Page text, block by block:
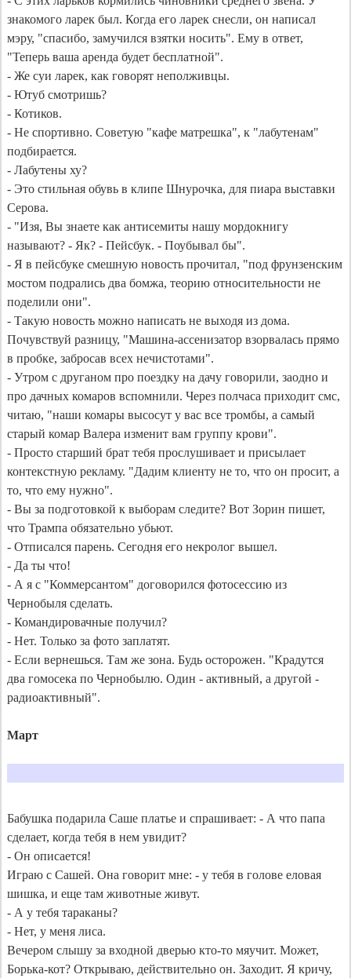
знакомого ларек был. Когда его ларек снесли, он написал
мэру, "спасибо, замучился взятки носить". Ему в ответ,
"Теперь ваша аренда будет бесплатной".
- Же суи ларек, как говорят неполживцы.
- Ютуб смотришь?
- Котиков.
- Не спортивно. Советую "кафе матрешка", к "лабутенам"
подбирается.
- Лабутены ху?
- Это стильная обувь в клипе Шнурочка, для пиара выставки
Серова.
- "Изя, Вы знаете как антисемиты нашу мордокнигу
называют? - Як? - Пейсбук. - Поубывал бы".
- Я в пейсбуке смешную новость прочитал, "под фрунзенским
мостом подрались два бомжа, теорию относительности не
поделили они".
- Такую новость можно написать не выходя из дома.
Почувствуй разницу, "Машина-ассенизатор взорвалась прямо
в пробке, забросав всех нечистотами".
- Утром с друганом про поездку на дачу говорили, заодно и
про дачных комаров вспомнили. Через полчаса приходит смс,
читаю, "наши комары высосут у вас все тромбы, а самый
старый комар Валера изменит вам группу крови".
- Просто старший брат тебя прослушивает и присылает
контекстную рекламу. "Дадим клиенту не то, что он просит, а
то, что ему нужно".
- Вы за подготовкой к выборам следите? Вот Зорин пишет,
что Трампа обязательно убьют.
- Отписался парень. Сегодня его некролог вышел.
- Да ты что!
- А я с "Коммерсантом" договорился фотосессию из
Чернобыля сделать.
- Командировачные получил?
- Нет. Только за фото заплатят.
- Если вернешься. Там же зона. Будь осторожен. "Крадутся
два гомосека по Чернобылю. Один - активный, а другой -
радиоактивный".
Март
Бабушка подарила Саше платье и спрашивает: - А что папа
сделает, когда тебя в нем увидит?
- Он описается!
Играю с Сашей. Она говорит мне: - у тебя в голове еловая
шишка, и еще там животные живут.
- А у тебя тараканы?
- Нет, у меня лиса.
Вечером слышу за входной дверью кто-то мяучит. Может,
Борька-кот? Открываю, действительно он. Заходит. Я кричу,